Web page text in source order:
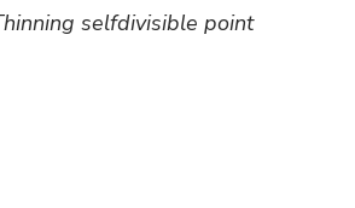
selfdivisible point